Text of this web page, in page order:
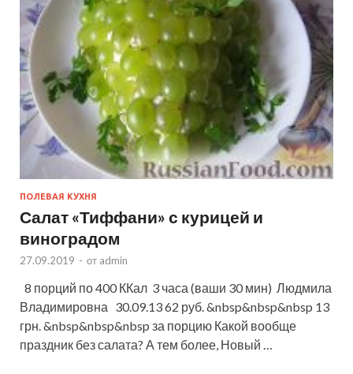
ПОЛЕВАЯ КУХНЯ
Салат «Тиффани» с курицей и
виноградом
27.09.2019 - от admin
8 порций по 400 ККал 3 часа (ваши 30 мин) Людмила
Владимировна 30.09.13 62 руб. &nbsp&nbsp&nbsp 13
грн. &nbsp&nbsp&nbsp за порцию Какой вообще
праздник без салата? А тем более, Новый …